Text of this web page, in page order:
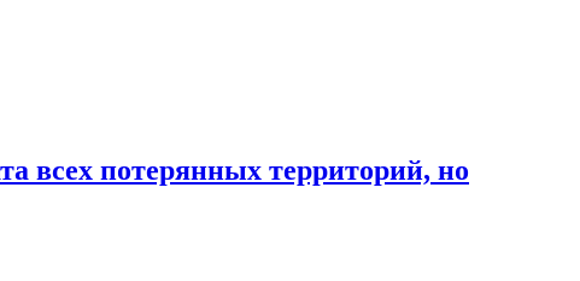
всех потерянных территорий, но